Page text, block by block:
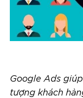
Google Ads
tượng khách